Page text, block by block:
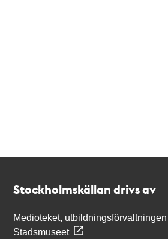
Stockholmskällan drivs av
Medioteket, utbildningsförvaltningen
Stadsmuseet